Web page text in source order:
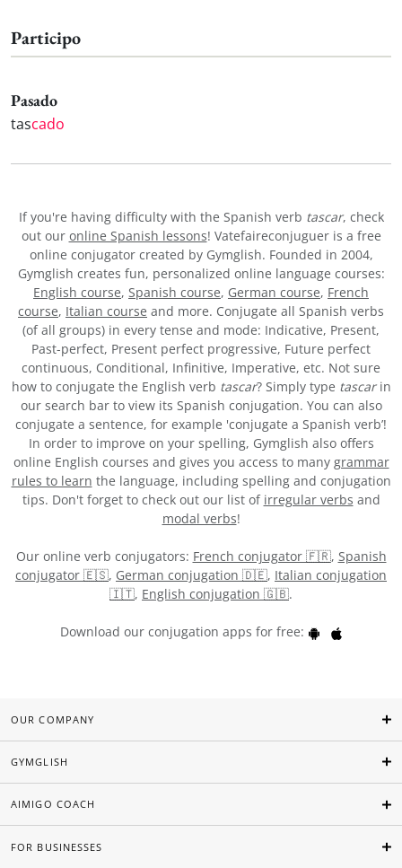
Participo
Pasado
tascado
If you're having difficulty with the Spanish verb tascar, check
out our online Spanish lessons! Vatefaireconjuguer is a free
online conjugator created by Gymglish. Founded in 2004,
Gymglish creates fun, personalized online language courses:
English course, Spanish course, German course, French
course, Italian course and more. Conjugate all Spanish verbs
(of all groups) in every tense and mode: Indicative, Present,
Past-perfect, Present perfect progressive, Future perfect
continuous, Conditional, Infinitive, Imperative, etc. Not sure
how to conjugate the English verb tascar? Simply type tascarin
our search bar to view its Spanish conjugation. You can also
conjugate a sentence, for example 'conjugate a Spanish verb’!
In order to improve on your spelling, Gymglish also offers
online English courses and gives you access to many grammar
rules to learn the language, including spelling and conjugation
tips. Don't forget to check out our list of irregular verbs and
modal verbs!
Our online verb conjugators: French conjugator 🇫🇷, Spanish
conjugator 🇪🇸, German conjugation 🇩🇪, Italian conjugation
🇮🇹, English conjugation 🇬🇧.
Download our conjugation apps for free:
OUR COMPANY
GYMGLISH
AIMIGO COACH
FOR BUSINESSES